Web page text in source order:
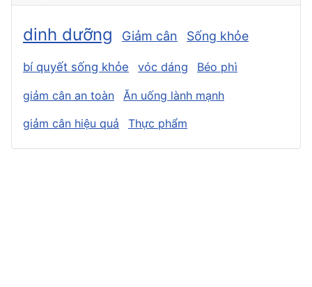
dinh dưỡng Giảm cân Sống khỏe
bí quyết sống khỏe vóc dáng Béo phì
giảm cân an toàn
Ăn uống lành mạnh
giảm cân hiệu quả
Thực phẩm